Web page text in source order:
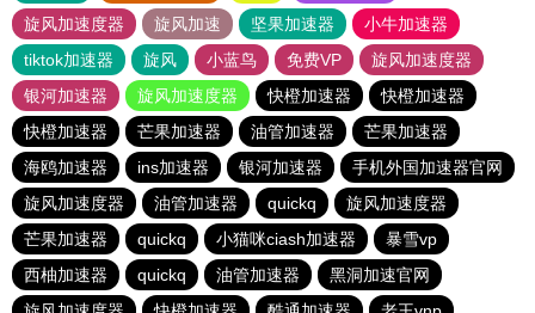
旋风加速度器
旋风加速 坚果加速器
小牛加速器
tiktok加速器
旋风 小蓝鸟 免费VP
旋风加速度器
银河加速器
旋风加速度器 快橙加速器
快橙加速器
快橙加速器
芒果加速器 油管加速器
芒果加速器
海鸥加速器
ins加速器 银河加速器
手机外国加速器官网
旋风加速度器
油管加速器 quickq
旋风加速度器
芒果加速器
quickq 小猫咪ciash加速器
暴雪vp
西柚加速器
quickq 油管加速器
黑洞加速官网